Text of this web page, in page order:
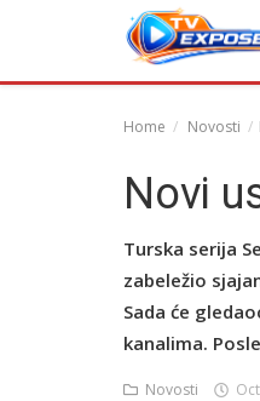
English
Home Novosti
Novi
Turska serija
zabeležio
Sada će
kanalima.
Novosti